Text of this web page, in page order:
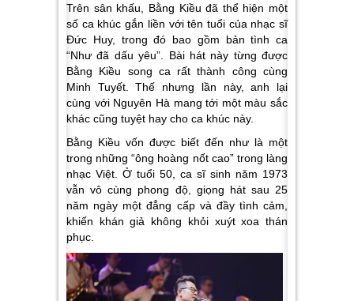
Trên sân khấu, Bằng Kiều đã thể hiện một
số ca khúc gắn liền với tên tuổi của nhạc sĩ
Đức Huy, trong đó bao gồm bản tình ca
“Như đã dấu yêu”. Bài hát này từng được
Bằng Kiều song ca rất thành công cùng
Minh Tuyết. Thế nhưng lần này, anh lại
cùng với Nguyên Hà mang tới một màu sắc
khác cũng tuyệt hay cho ca khúc này.
Bằng Kiều vốn được biết đến như là một
trong những “ông hoàng nốt cao” trong làng
nhạc Việt. Ở tuổi 50, ca sĩ sinh năm 1973
vẫn vô cùng phong độ, giọng hát sau 25
năm ngày một đẳng cấp và đầy tình cảm,
khiến khán giả không khỏi xuýt xoa thán
phục.